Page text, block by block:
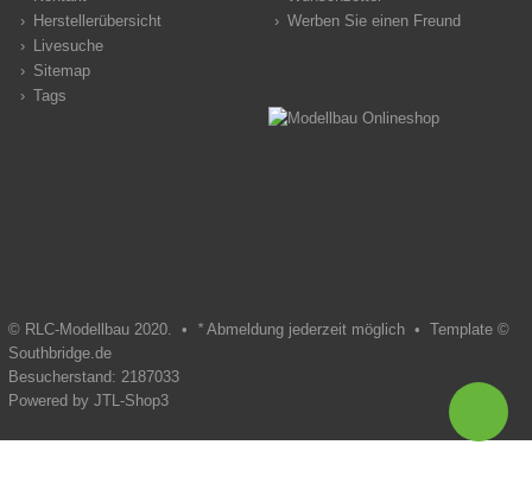
Herstellerübersicht
Livesuche
Sitemap
Tags
Werben Sie einen Freund
© RLC-Modellbau 2020. • *Abmeldung jederzeit möglich • Template ©
Southbridge.de
Besucherstand: 2187033
Powered by JTL-Shop3